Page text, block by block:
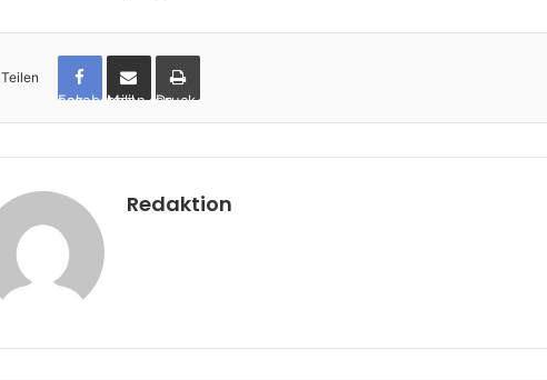
Teilen
Facebook per Mail teilen Drucken
Redaktion